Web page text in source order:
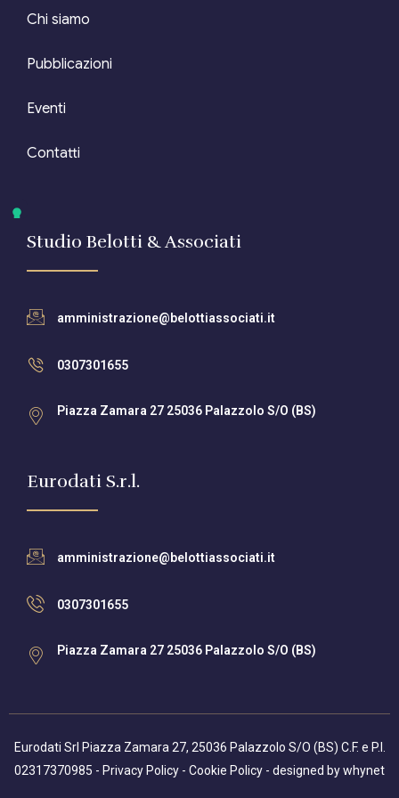
Chi siamo
Pubblicazioni
Eventi
Contatti
Studio Belotti & Associati
amministrazione@belottiassociati.it
0307301655
Piazza Zamara 27 25036 Palazzolo S/O (BS)
Eurodati S.r.l.
amministrazione@belottiassociati.it
0307301655
Piazza Zamara 27 25036 Palazzolo S/O (BS)
Eurodati Srl Piazza Zamara 27, 25036 Palazzolo S/O (BS) C.F. e P.I.
02317370985 - Privacy Policy - Cookie Policy - designed bywhynet